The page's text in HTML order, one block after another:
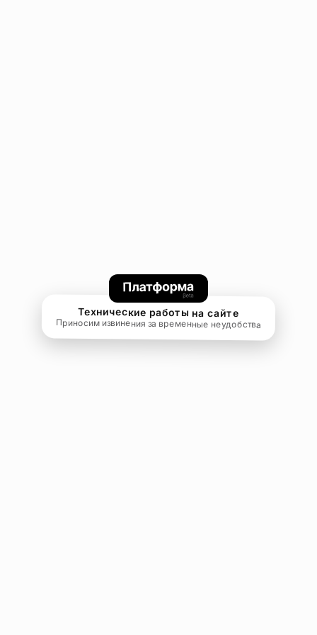
Технические работы на сайте
Приносим извинения за временные неудобства